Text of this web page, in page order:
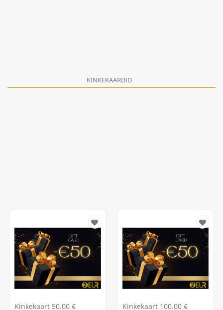
KINKEKAARDID
Kinkekaart 50.00 € Kinkekaart 100.00 €